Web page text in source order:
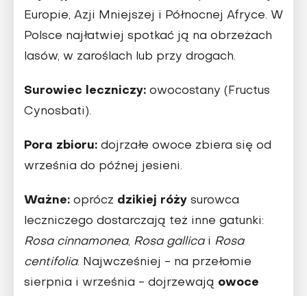
Europie, Azji Mniejszej i Północnej Afryce. W
Polsce najłatwiej spotkać ją na obrzeżach
lasów, w zaroślach lub przy drogach.
Surowiec leczniczy: owocostany (Fructus
Cynosbati).
Pora zbioru: dojrzałe owoce zbiera się od
września do późnej jesieni.
Ważne: oprócz dzikiej róży surowca
leczniczego dostarczają też inne gatunki:
Rosa cinnamonea, Rosa gallicai Rosa
centifolia. Najwcześniej - na przełomie
sierpnia i września - dojrzewają owoce